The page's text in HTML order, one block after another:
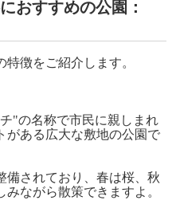
おすすめの公園：
徴をご紹介します。
"の名称で市民に親しまれ
がある広大な敷地の公園で
備されており、春は桜、秋
ながら散策できますよ。